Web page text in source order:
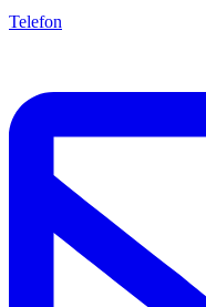
Telefon